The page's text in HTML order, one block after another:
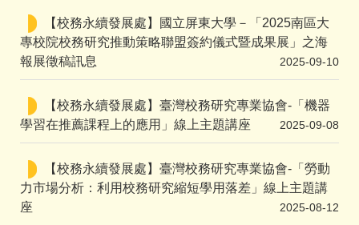
【校務永續發展處】國立屏東大學－「2025南區大
專校院校務研究推動策略聯盟簽約儀式暨成果展」之海
報展徵稿訊息
2025-09-10
【校務永續發展處】臺灣校務研究專業協會-「機器
學習在推薦課程上的應用」線上主題講座
2025-09-08
【校務永續發展處】臺灣校務研究專業協會-「勞動
力市場分析：利用校務研究縮短學用落差」線上主題講
座
2025-08-12